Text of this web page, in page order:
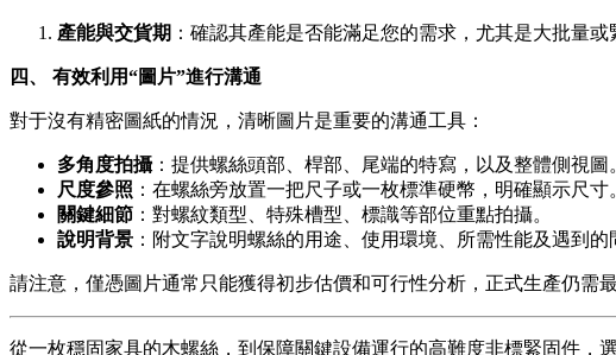
產能與交貨期 ：確認其產能是否能滿足您的需求，尤其是大批量或
四、 有效利用“圖片”進行溝通
對于沒有精密圖紙的情況，清晰圖片是重要的溝通工具：
多角度拍攝：提供螺絲頭部、桿部、尾端的特寫，以及整體側視圖
尺度參照 ：在螺絲旁放置一把尺子或一枚標準硬幣，明確顯示尺寸
關鍵細節 ：對螺紋類型、特殊槽型、標識等部位重點拍攝。
說明背景 ：附文字說明螺絲的用途、使用環境、所需性能及遇到的
請注意，僅憑圖片通常只能獲得初步估價和可行性分析，正式生產仍需
從一枚穩固家具的木螺絲，到保障關鍵設備運行的高難度非標緊固件